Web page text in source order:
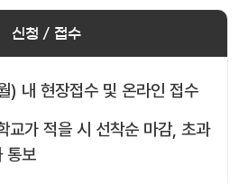
신청 / 접수
내 현장접수 및 온라인 접수
교가 적을 시 선착순 마감, 초과
통보